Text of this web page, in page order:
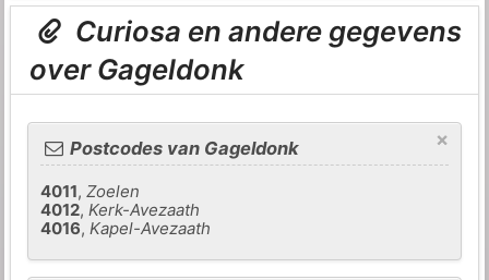
Curiosa en andere gegevens
over Gageldonk
×
Postcodes van Gageldonk
4011,Zoelen
4012,Kerk-Avezaath
4016,Kapel-Avezaath